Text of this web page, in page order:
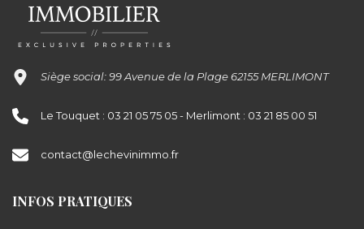
Siège social: 99 Avenue de la Plage 62155 MERLIMONT
Le Touquet : 03 21 05 75 05 - Merlimont : 03 21 85 00 51
contact@lechevinimmo.fr
INFOS PRATIQUES